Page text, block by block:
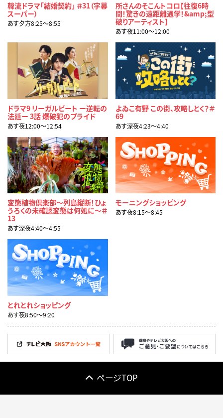
韓流ドラマ「結婚契約」 ＃31（字幕
スーパー）
あす夕方8:25〜8:55
所さんのそこんトコロ【往復6時
間！驚きの遠距離通学！&amp;型
破りアーティスト】
あす夜11:00〜12:00
ドラマ9 リーガルビート ー逆転の
法廷ー 3話 爆破犯のプライド
あす夜12:00〜12:54
よゐこ有野 この街、攻略しとく？＃
69
あす深夜4:23〜4:40
変態植物倶楽部～列島縦断！ひょ
うろくの未確認変態は何処に～＃
13
あす深夜4:40〜4:55
モーニングショッピング
あす夜8:15〜8:45
とれとれショッピング
あす夜8:50〜9:20
ページTOP